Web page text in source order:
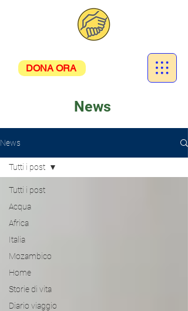
DONA ORA
News
News
Tutti i post
Acqua
Africa
Italia
Mozambico
Home
Storie di vita
Diario viaggio
Tutti i post